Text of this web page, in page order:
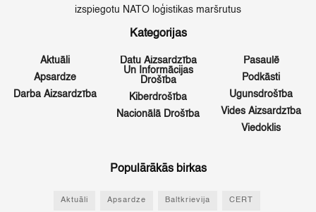
izspiegotu NATO loģistikas maršrutus
Kategorijas
Aktuāli
Apsardze
Darba Aizsardzība
Datu Aizsardzība
Un Informācijas
Drošība
Kiberdrošība
Nacionālā Drošība
Pasaulē
Podkāsti
Ugunsdrošība
Vides Aizsardzība
Viedoklis
Populārākās birkas
Aktuāli Apsardze Baltkrievija CERT